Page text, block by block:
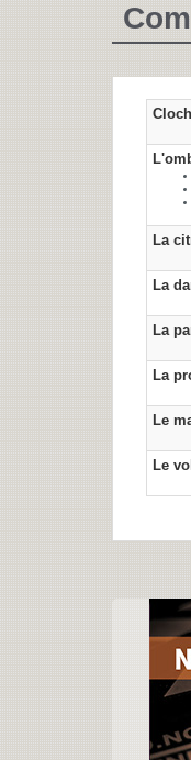
La
La
La
La
Le
Le